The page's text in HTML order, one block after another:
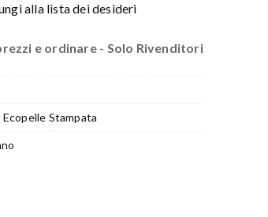
alla lista dei desideri
e ordinare - Solo Rivenditori
Ecopelle Stampata